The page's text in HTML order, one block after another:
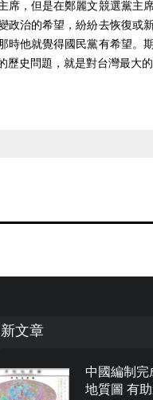
席，但是在鄭麗文競選黨主
政治的希望，紛紛去恢復或
時他就覺得國民黨有希望。
歷史問題，就是對台灣最大的
文章
中國編制完
地質圖 有